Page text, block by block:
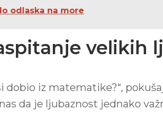
odlaska na more
velikih
dobio iz matematike?“,
da je ljubaznost jednako